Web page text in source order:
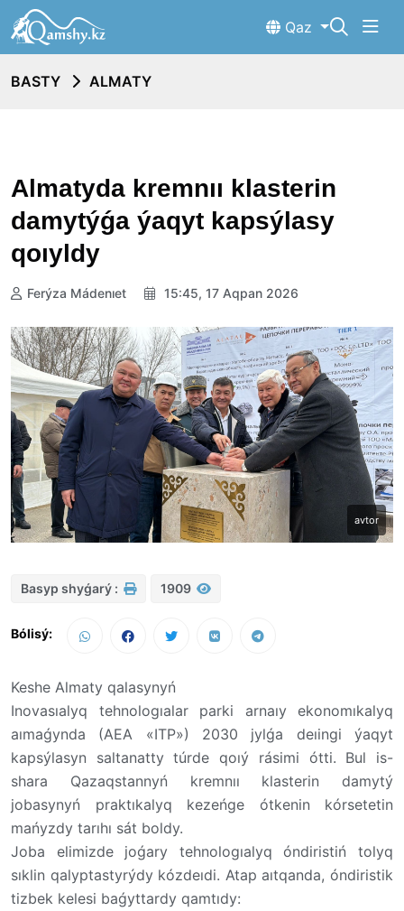
Qaz
BASTY ALMATY
Almatyda kremnıı klasterin
damytýǵa ýaqyt kapsýlasy
qoıyldy
Ferýza Mádenıet 15:45, 17 Aqpan 2026
avtor
Basyp shyǵarý : 1909
Bólisý:
Keshe Almaty qalasynyń
Inovasıalyq tehnologıalar parki arnaıy ekonomıkalyq
aımaǵynda (AEA «ITP») 2030 jylǵa deıingi ýaqyt
kapsýlasyn saltanatty túrde qoıý rásimi ótti. Bul is-
shara Qazaqstannyń kremnıı klasterin damytý
jobasynyń praktıkalyq kezeńge ótkenin kórsetetin
mańyzdy tarıhı sát boldy.
Joba elimizde joǵary tehnologıalyq óndiristiń tolyq
sıklin qalyptastyrýdy kózdeıdi. Atap aıtqanda, óndiristik
tizbek kelesi baǵyttardy qamtıdy: